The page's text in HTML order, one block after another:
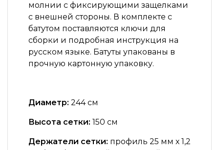
молнии с фиксирующими защелками
с внешней стороны. В комплекте с
батутом поставляются ключи для
сборки и подробная инструкция на
русском языке. Батуты упакованы в
прочную картонную упаковку.
Диаметр: 244 см
Высота сетки: 150 см
Держатели сетки: профиль 25 мм х 1,2